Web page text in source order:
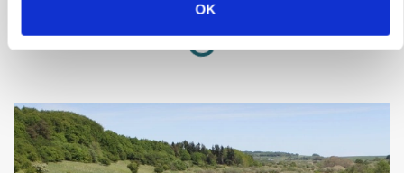
OK
Annonce
Loading...